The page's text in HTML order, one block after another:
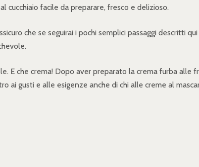
cucchiaio facile da preparare, fresco e delizioso.
che se seguirai i pochi semplici passaggi descritti
E che crema! Dopo aver preparato la crema furba alle
ai gusti e alle esigenze anche di chi alle creme al